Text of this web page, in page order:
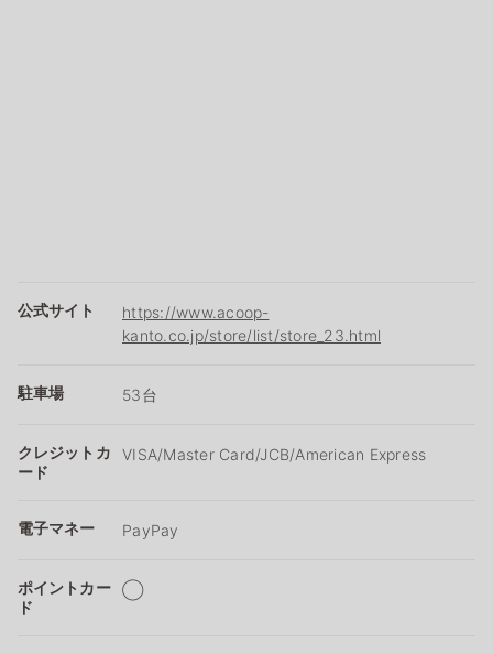
公式サイト
https://www.acoop-
kanto.co.jp/store/list/store_23.html
駐車場 53台
クレジットカ
ード
VISA/Master Card/JCB/American Express
電子マネー PayPay
ポイントカー
ド
◯